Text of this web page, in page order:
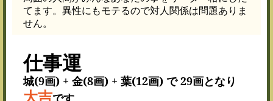
てます。異性にもモテるので対人関係は問題ありま
せん。
仕事運
城(9画) + 金(8画) + 葉(12画) で 29画となり
大吉です